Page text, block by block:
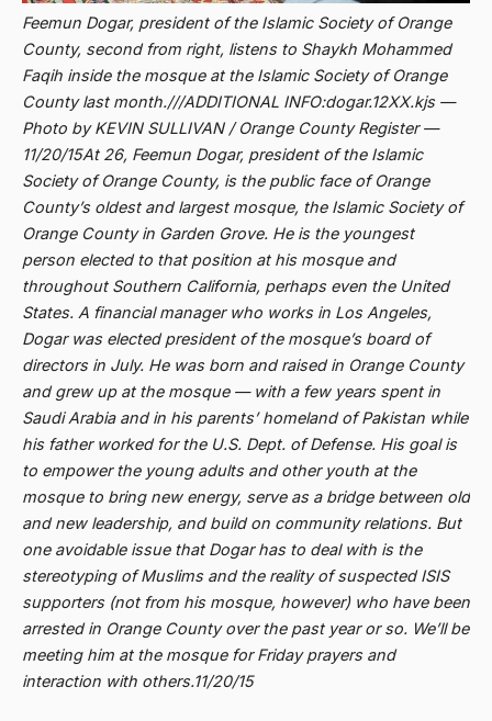
Feemun Dogar, president of the Islamic Society of Orange
County, second from right, listens to Shaykh Mohammed
Faqih inside the mosque at the Islamic Society of Orange
County last month.///ADDITIONAL INFO:dogar.12XX.kjs —
Photo by KEVIN SULLIVAN / Orange County Register —
11/20/15At 26, Feemun Dogar, president of the Islamic
Society of Orange County, is the public face of Orange
County’s oldest and largest mosque, the Islamic Society of
Orange County in Garden Grove. He is the youngest
person elected to that position at his mosque and
throughout Southern California, perhaps even the United
States. A financial manager who works in Los Angeles,
Dogar was elected president of the mosque’s board of
directors in July. He was born and raised in Orange County
and grew up at the mosque — with a few years spent in
Saudi Arabia and in his parents’ homeland of Pakistan while
his father worked for the U.S. Dept. of Defense. His goal is
to empower the young adults and other youth at the
mosque to bring new energy, serve as a bridge between old
and new leadership, and build on community relations. But
one avoidable issue that Dogar has to deal with is the
stereotyping of Muslims and the reality of suspected ISIS
supporters (not from his mosque, however) who have been
arrested in Orange County over the past year or so. We’ll be
meeting him at the mosque for Friday prayers and
interaction with others.11/20/15
2011
2010
2009
2008
2007
2006
2005
2004
2003
2002
2001
2000
1998
1997
1996
Abdi Masyarakat
abdul wahid hasyim
Abdullah Badawi
Abdullah Sungkar
Abdullah Syafi'i
Abdurrahman Addakhil
abdurrahman wahid
Abolisi
Aboulhasan Bani Sadr
abri
Abu AMrin Ibnu Alla'
Abu Bakar Ba’asyir
Abu Hanifah
abu jihad
Abu Sangkan
Abu Zayd
Aceh